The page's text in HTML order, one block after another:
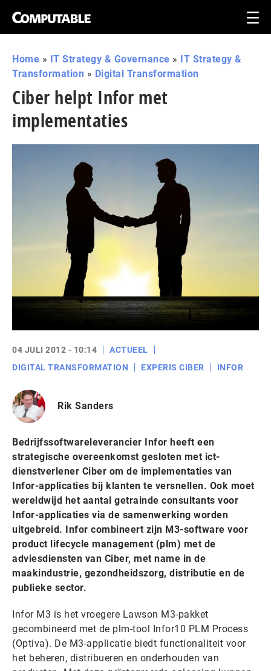
Home » IT Strategy & Governance » IT Strategy &
Transformation » Digital Transformation
Ciber helpt Infor met
implementaties
04 JULI 2012 - 10:14
ACTUEEL
DIGITAL TRANSFORMATION
EXPERIS CIBER INFOR
Rik Sanders
Bedrijfssoftwareleverancier Infor heeft een
strategische overeenkomst gesloten met ict-
dienstverlener Ciber om de implementaties van
Infor-applicaties bij klanten te versnellen. Ook moet
wereldwijd het aantal getrainde consultants voor
Infor-applicaties via de samenwerking worden
uitgebreid. Infor combineert zijn M3-software voor
product lifecycle management (plm) met de
adviesdiensten van Ciber, met name in de
maakindustrie, gezondheidszorg, distributie en de
publieke sector.
Infor M3 is het vroegere Lawson M3-pakket
gecombineerd met de plm-tool Infor10 PLM Process
(Optiva). De M3-applicatie biedt functionaliteit voor
het beheren, distribueren en onderhouden van